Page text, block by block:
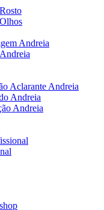
Andreia
Aclarante Andreia
Andreia
Andreia